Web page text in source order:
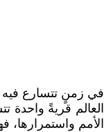
في زمنٍ تتسارع فيه
العالم قريةً واحدة
الأمم واستمرارها،